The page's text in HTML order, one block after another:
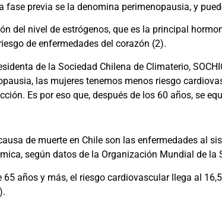
fase previa se la denomina perimenopausia, y
del nivel de estrógenos, que es la principal
de enfermedades del corazón (2).
de la Sociedad Chilena de Climaterio,
las mujeres tenemos menos riesgo
Es por eso que, después de los 60 años, se
de muerte en Chile son las enfermedades al
según datos de la Organización Mundial de la
años y más, el riesgo cardiovascular llega al